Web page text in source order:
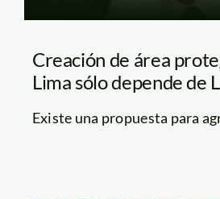
Creación de área
Lima sólo depende de
Existe una propuesta para